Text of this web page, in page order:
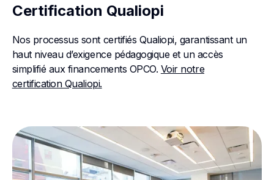
Certification Qualiopi
Nos processus sont certifiés Qualiopi, garantissant un
haut niveau d’exigence pédagogique et un accès
simplifié aux financements OPCO. Voir notre
certification Qualiopi.